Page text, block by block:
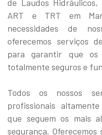
de Laudos
ART e TRT em
necessidades de
oferecemos serviços
para garantir que os
totalmente seguros e
Todos os nossos
profissionais
que seguem os mais
segurança.